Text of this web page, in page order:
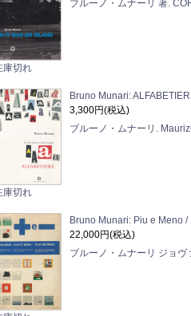
庫切れ
ブルーノ・ムナーリ 著.
庫切れ
Bruno Munari:
3,300円(税込)
ブルーノ・ムナーリ.
Bruno Munari: Piu e Meno
22,000円(税込)
ブルーノ・ムナーリ ジョ